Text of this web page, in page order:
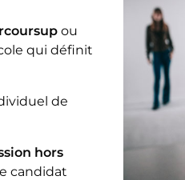
ou
qui définit
de
hors
candidat